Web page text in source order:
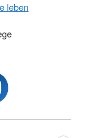
leben